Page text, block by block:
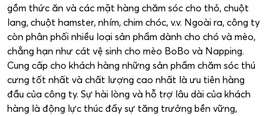
gồm thức ăn và các mặt hàng chăm sóc cho thỏ, chuột
lang, chuột hamster, nhím, chim chóc, v.v. Ngoài ra, công ty
còn phân phối nhiều loại sản phẩm dành cho chó và mèo,
chẳng hạn như cát vệ sinh cho mèo BoBo và Napping.
Cung cấp cho khách hàng những sản phẩm chăm sóc thú
cưng tốt nhất và chất lượng cao nhất là ưu tiên hàng
đầu của công ty. Sự hài lòng và hỗ trợ lâu dài của khách
hàng là động lực thúc đẩy sự tăng trưởng bền vững,